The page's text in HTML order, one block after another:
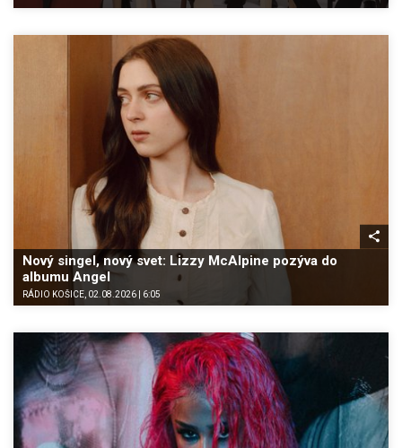
Nový singel, nový svet: Lizzy McAlpine pozýva do
albumu Angel
RÁDIO KOŠICE, 02.08.2026 | 6:05